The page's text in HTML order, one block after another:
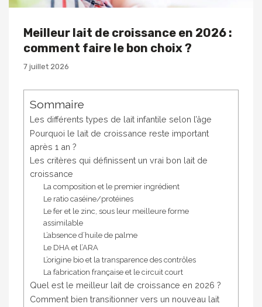
Meilleur lait de croissance en 2026 :
comment faire le bon choix ?
7 juillet 2026
Sommaire
Les différents types de lait infantile selon l’âge
Pourquoi le lait de croissance reste important
après 1 an ?
Les critères qui définissent un vrai bon lait de
croissance
La composition et le premier ingrédient
Le ratio caséine/protéines
Le fer et le zinc, sous leur meilleure forme
assimilable
L’absence d’huile de palme
Le DHA et l’ARA
L’origine bio et la transparence des contrôles
La fabrication française et le circuit court
Quel est le meilleur lait de croissance en 2026 ?
Comment bien transitionner vers un nouveau lait